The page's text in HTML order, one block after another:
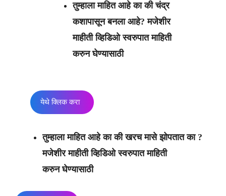
तुम्हाला माहित आहे का की चंद्र
कशापासून बनला आहे? मजेशीर
माहीती व्हिडिओ स्वरुपात माहिती
करुन घेण्यासाठी
येथे क्लिक करा
तुम्हाला माहित आहे का की खरच मासे झोपतात का ?
मजेशीर माहीती व्हिडिओ स्वरुपात माहिती
करुन घेण्यासाठी